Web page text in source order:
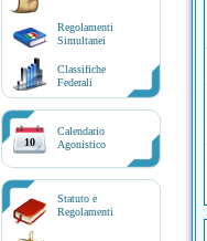
Regolamenti
Simultanei
Classifiche
Federali
10
Calendario
Agonistico
Statuto e
Regolamenti